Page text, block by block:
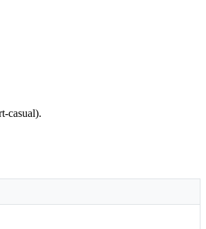
casual).